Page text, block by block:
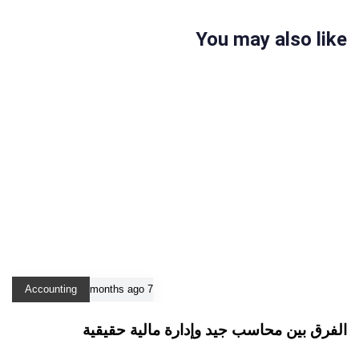
You may also like
7 months ago
Accounting
الفرق بين محاسب جيد وإدارة مالية حقيقية